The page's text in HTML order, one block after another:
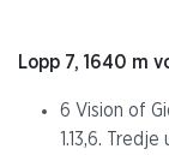
Lopp 7, 1640 m
6 Vision of
1.13,6.